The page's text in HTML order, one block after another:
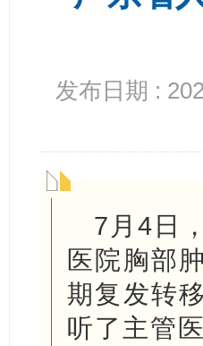
发布日期 :
7月4日
医院胸部
期复发转
听了主管